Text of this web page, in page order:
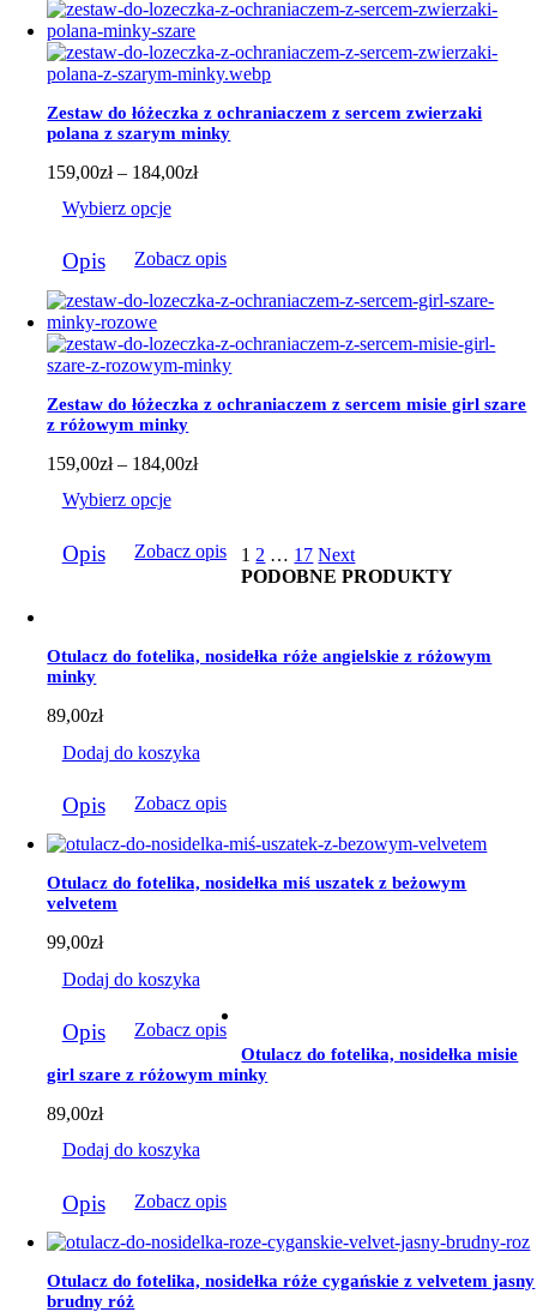
wiele
wariantów.
Opcje
można
wybrać
na
stronie
produktu
Zestaw do łóżeczka z ochraniaczem z sercem zwierzaki
polana z szarym minky
159,00zł – 184,00złZakres
do
Wybierz opcje
produkt
ma
wiele
wariantów.
Opcje
można
wybrać
na
stronie
produktu
Opis Zobacz opis
Zestaw do łóżeczka z ochraniaczem z sercem misie girl szare
z różowym minky
159,00zł – 184,00złZakres
do
184,00zł
Wybierz opcje
produkt
można
wybrać
na
stronie
produktu
Opis Zobacz opis 1 2 … 17 Next
PODOBNE PRODUKTY
Otulacz do fotelika, nosidełka róże angielskie z różowym
minky
89,00zł
Dodaj do koszyka
Opis Zobacz opis
Otulacz do fotelika, nosidełka miś uszatek z beżowym
velvetem
99,00zł
Dodaj do koszyka
Opis Zobacz opis
Otulacz do fotelika, nosidełka misie
girl szare z różowym minky
89,00zł
Dodaj do koszyka
Opis Zobacz opis
Otulacz do fotelika, nosidełka róże cygańskie z velvetem jasny
brudny róż